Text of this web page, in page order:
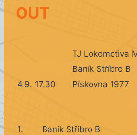
OUT
TJ Lokomotiva
Baník Stříbro B
4.9. 17.30
Pískovna 1977
1.
Baník Stříbro B